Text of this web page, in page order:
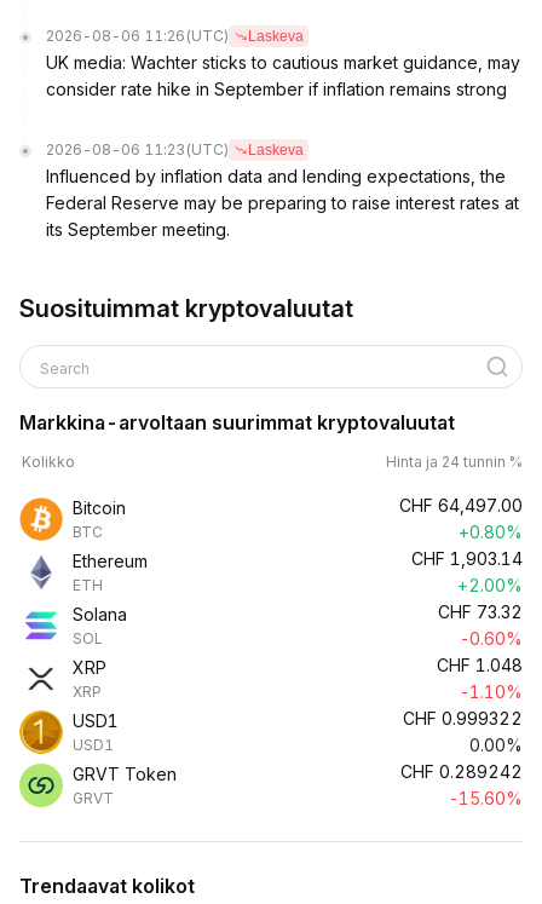
2026-08-06 11:26 (UTC) Laskeva
UK media: Wachter sticks to cautious market guidance, may
consider rate hike in September if inflation remains strong
2026-08-06 11:23 (UTC) Laskeva
Influenced by inflation data and lending expectations, the
Federal Reserve may be preparing to raise interest rates at
its September meeting.
Suosituimmat kryptovaluutat
Search
Markkina-arvoltaan suurimmat kryptovaluutat
Kolikko Hinta ja 24 tunnin %
Bitcoin
BTC
CHF 64,497.00
+0.80%
Ethereum
ETH
CHF 1,903.14
+2.00%
Solana
SOL
CHF 73.32
-0.60%
XRP
XRP
CHF 1.048
-1.10%
USD1
USD1
CHF 0.999322
0.00%
GRVT Token
GRVT
CHF 0.289242
-15.60%
Trendaavat kolikot